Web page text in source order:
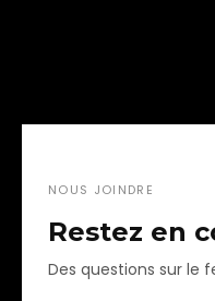
NOUS JOINDRE
Restez en
Des questions sur le